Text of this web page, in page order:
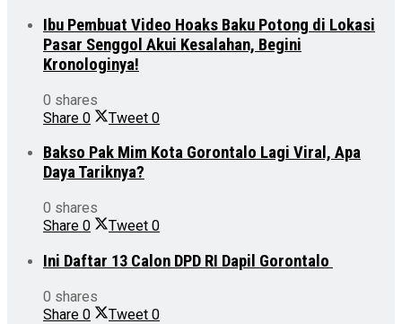
Ibu Pembuat Video Hoaks Baku Potong di Lokasi
Pasar Senggol Akui Kesalahan, Begini
Kronologinya!
0 shares
Share 0 Tweet 0
Bakso Pak Mim Kota Gorontalo Lagi Viral, Apa
Daya Tariknya?
0 shares
Share 0 Tweet 0
Ini Daftar 13 Calon DPD RI Dapil Gorontalo
0 shares
Share 0 Tweet 0